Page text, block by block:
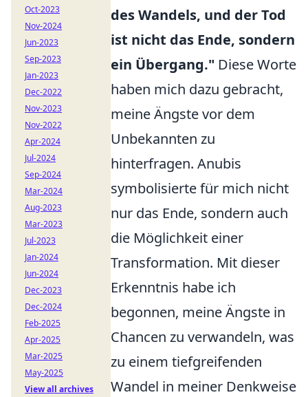
des Wandels, und der Tod
ist nicht das Ende, sondern
ein Übergang." Diese Worte
haben mich dazu gebracht,
meine Ängste vor dem
Unbekannten zu
hinterfragen. Anubis
symbolisierte für mich nicht
nur das Ende, sondern auch
die Möglichkeit einer
Transformation. Mit dieser
Erkenntnis habe ich
begonnen, meine Ängste in
Chancen zu verwandeln, was
zu einem tiefgreifenden
Wandel in meiner Denkweise
Oct-2023
Nov-2024
Jun-2023
Sep-2023
Jan-2023
Dec-2022
Nov-2023
Nov-2022
Apr-2024
Jul-2024
Sep-2024
Mar-2024
Aug-2023
Mar-2023
Jul-2023
Jan-2024
Jun-2024
Dec-2023
Dec-2024
Feb-2025
Apr-2025
Mar-2025
May-2025
View all archives